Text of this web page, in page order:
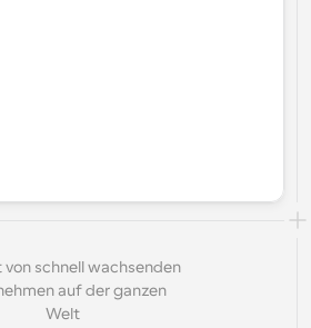
schnell wachsenden
auf der ganzen
Welt